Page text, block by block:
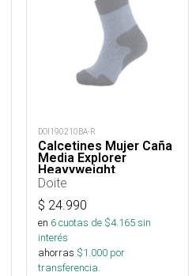
DOI190210BA-R
Calcetines Mujer Caña
Media Explorer
Heavyweight
Doite
$ 24.990
en 6cuotas de $4.165sin
interés
ahorras $1.000 por
transferencia.